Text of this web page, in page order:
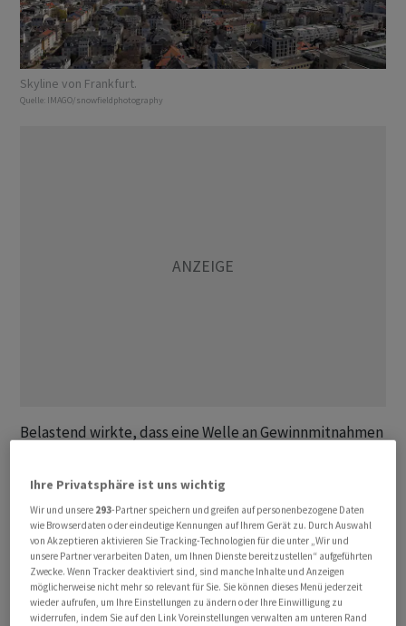
Skyline von Frankfurt.
Quelle: IMAGO/snowfieldphotography
Belastend wirkte, dass eine Welle an Gewinnmitnahmen
Diese war so heftig, dass der Handel in Seoul zeitweise
ausgesetzt wurde. Dies belastete auch den Dax,
nachdem er zum Wochenstart mit 25.176 Punkten noch
ein Hoch seit Anfang Juni erreicht und sich weiter seiner
Bestmarke vom Januar genähert hatte.
«Wir sehen einen in höchstem Masse
Ihre Privatsphäre ist uns wichtig
Wir und unsere 293-Partner speichern und greifen auf personenbezogene Daten
wie Browserdaten oder eindeutige Kennungen auf Ihrem Gerät zu. Durch Auswahl
von Akzeptieren aktivieren Sie Tracking-Technologien für die unter „Wir und
unsere Partner verarbeiten Daten, um Ihnen Dienste bereitzustellen“ aufgeführten
Zwecke. Wenn Tracker deaktiviert sind, sind manche Inhalte und Anzeigen
möglicherweise nicht mehr so relevant für Sie. Sie können dieses Menü jederzeit
wieder aufrufen, um Ihre Einstellungen zu ändern oder Ihre Einwilligung zu
widerrufen, indem Sie auf den Link Voreinstellungen verwalten am unteren Rand